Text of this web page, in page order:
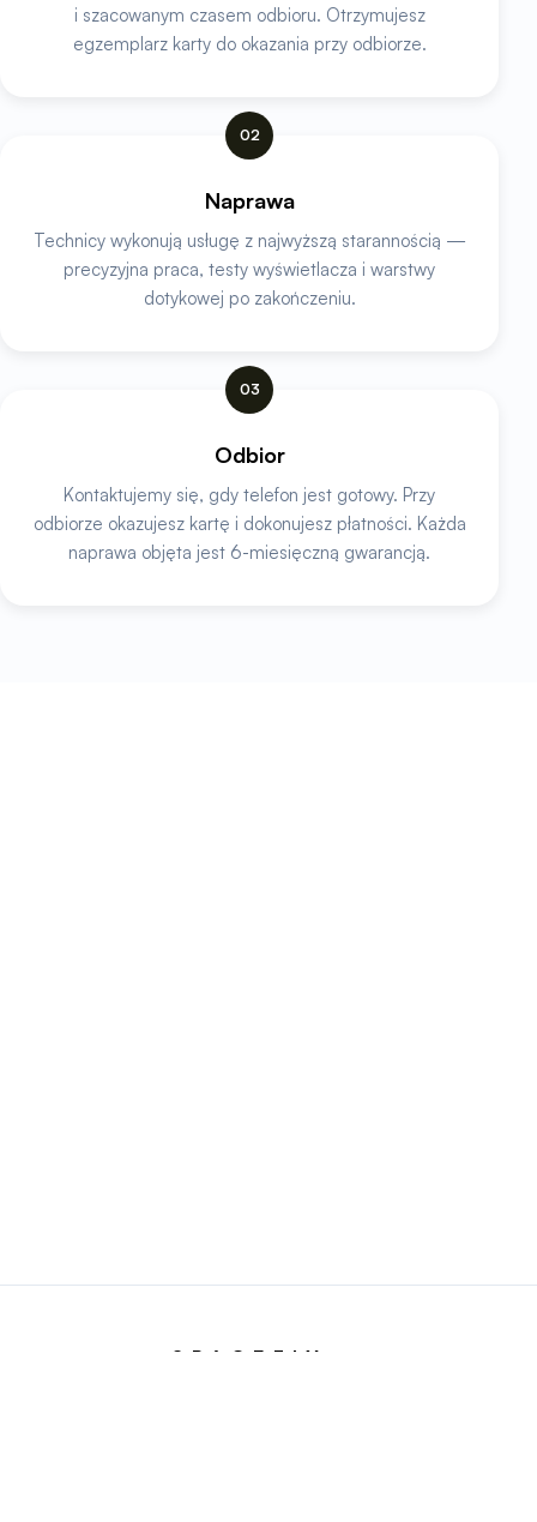
i szacowanym czasem odbioru. Otrzymujesz
egzemplarz karty do okazania przy odbiorze.
02
Naprawa
Technicy wykonują usługę z najwyższą starannością —
precyzyjna praca, testy wyświetlacza i warstwy
dotykowej po zakończeniu.
03
Odbior
Kontaktujemy się, gdy telefon jest gotowy. Przy
odbiorze okazujesz kartę i dokonujesz płatności. Każda
naprawa objęta jest 6-miesięczną gwarancją.
SPACEFIX